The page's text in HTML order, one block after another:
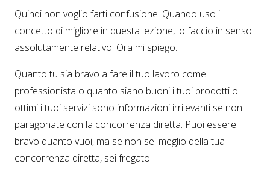
Quindi non voglio farti confusione. Quando uso il
concetto di migliore in questa lezione, lo faccio in senso
assolutamente relativo. Ora mi spiego.
Quanto tu sia bravo a fare il tuo lavoro come
professionista o quanto siano buoni i tuoi prodotti o
ottimi i tuoi servizi sono informazioni irrilevanti se non
paragonate con la concorrenza diretta. Puoi essere
bravo quanto vuoi, ma se non sei meglio della tua
concorrenza diretta, sei fregato.